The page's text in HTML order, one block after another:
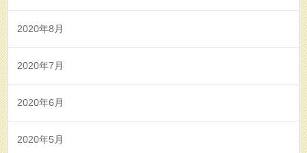
2020年8月
2020年7月
2020年6月
2020年5月